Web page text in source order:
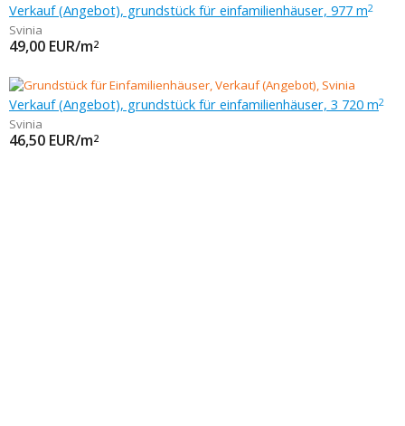
Verkauf (Angebot), grundstück für einfamilienhäuser, 977 m2
Svinia
49,00 EUR/m2
Verkauf (Angebot), grundstück für einfamilienhäuser, 3 720 m2
Svinia
46,50 EUR/m2